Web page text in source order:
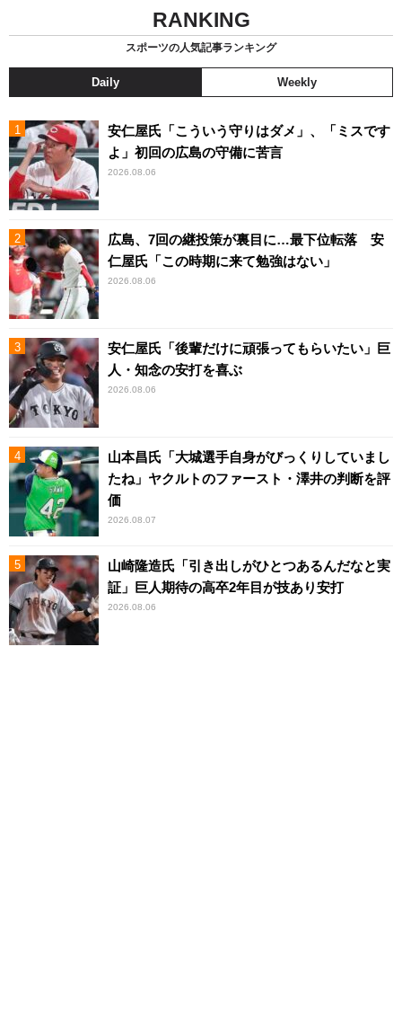
RANKING
スポーツの人気記事ランキング
Daily Weekly
安仁屋氏「こういう守りはダメ」、「ミスです
よ」初回の広島の守備に苦言
2026.08.06
広島、7回の継投策が裏目に…最下位転落 安
仁屋氏「この時期に来て勉強はない」
2026.08.06
安仁屋氏「後輩だけに頑張ってもらいたい」巨
人・知念の安打を喜ぶ
2026.08.06
山本昌氏「大城選手自身がびっくりしていまし
たね」ヤクルトのファースト・澤井の判断を評
価
2026.08.07
山崎隆造氏「引き出しがひとつあるんだなと実
証」巨人期待の高卒2年目が技あり安打
2026.08.06